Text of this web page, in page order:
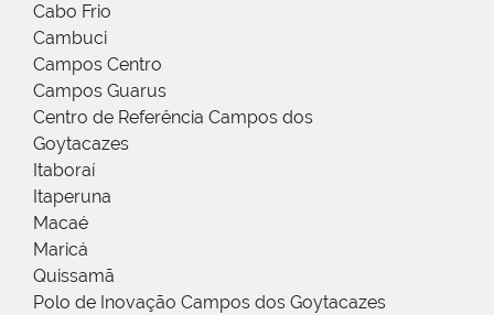
Cabo Frio
Cambuci
Campos Centro
Campos Guarus
Centro de Referência Campos dos
Goytacazes
Itaboraí
Itaperuna
Macaé
Maricá
Quissamã
Polo de Inovação Campos dos Goytacazes